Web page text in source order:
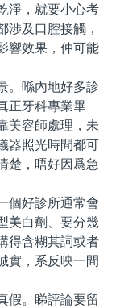
淨，就要小心考
涉及口腔接觸，
響效果，仲可能
喺內地好多診
正牙科專業畢
美容師處理，未
器照光時間都可
楚，唔好因爲急
好診所通常會
美白劑、要分幾
得含糊其詞或者
實，系反映一間
。睇評論要留